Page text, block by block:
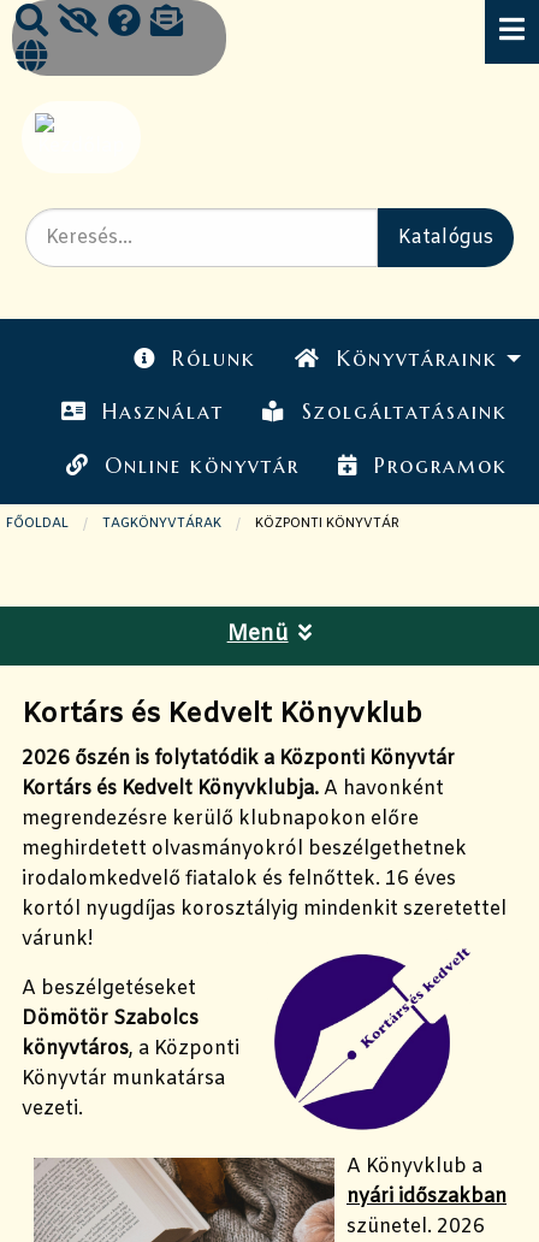
Rólunk Könyvtáraink
Használat Szolgáltatásaink
Online könyvtár Programok
FŐOLDAL TAGKÖNYVTÁRAK JELENLEGI OLDAL:
KÖZPONTI KÖNYVTÁR
Menü
Kortárs és Kedvelt Könyvklub
2026 őszén is folytatódik a Központi Könyvtár
Kortárs és Kedvelt Könyvklubja.A havonként
megrendezésre kerülő klubnapokon előre
meghirdetett olvasmányokról beszélgethetnek
irodalomkedvelő fiatalok és felnőttek. 16 éves
kortól nyugdíjas korosztályig mindenkit szeretettel
várunk!
A beszélgetéseket
Dömötör Szabolcs
könyvtáros, a Központi
Könyvtár munkatársa
vezeti.
A Könyvklub a
nyári időszakban
szünetel. 2026